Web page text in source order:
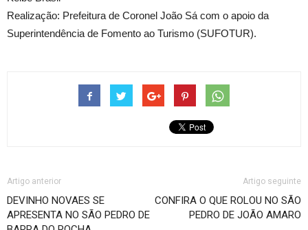
Realização: Prefeitura de Coronel João Sá com o apoio da
Superintendência de Fomento ao Turismo (SUFOTUR).
Artigo anterior
DEVINHO NOVAES SE
APRESENTA NO SÃO PEDRO DE
Artigo seguinte
CONFIRA O QUE ROLOU NO SÃO
PEDRO DE JOÃO AMARO